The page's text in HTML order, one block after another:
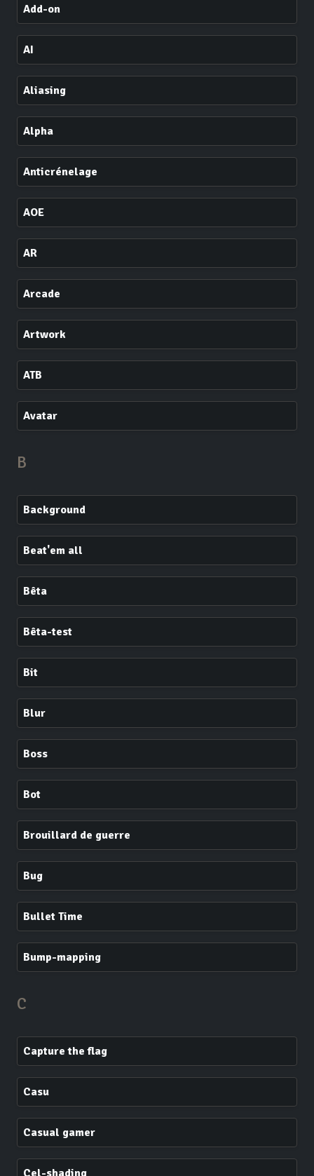
Add-on
AI
Aliasing
Alpha
Anticrénelage
AOE
AR
Arcade
Artwork
ATB
Avatar
B
Background
Beat'em all
Bêta
Bêta-test
Bit
Blur
Boss
Bot
Brouillard de guerre
Bug
Bullet Time
Bump-mapping
C
Capture the flag
Casu
Casual gamer
Cel-shading